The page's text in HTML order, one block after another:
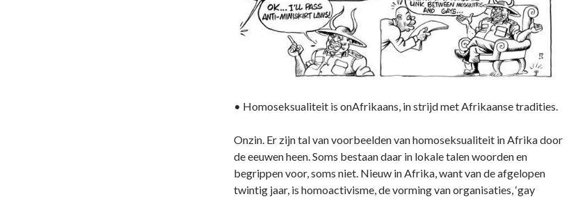
• Homoseksualiteit is onAfrikaans, in strijd met Afrikaanse tradities.
Onzin. Er zijn tal van voorbeelden van homoseksualiteit in Afrika door
de eeuwen heen. Soms bestaan daar in lokale talen woorden en
begrippen voor, soms niet. Nieuw in Afrika, want van de afgelopen
twintig jaar, is homoactivisme, de vorming van organisaties, ‘gay